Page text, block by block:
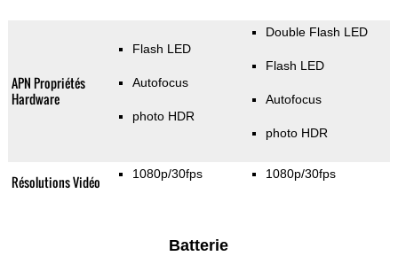
APN Propriétés
Hardware
Flash LED
Autofocus
photo HDR
Double Flash LED
Flash LED
Autofocus
photo HDR
Résolutions Vidéo 1080p/30fps 1080p/30fps
Batterie